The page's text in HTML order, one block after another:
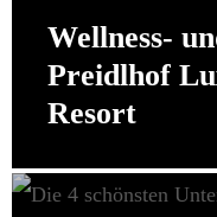
Wellness-
Preidlhof
Resort